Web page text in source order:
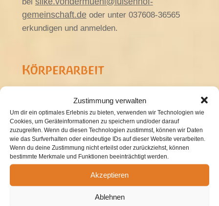
Zustimmung verwalten
Um dir ein optimales Erlebnis zu bieten, verwenden wir Technologien wie
Cookies, um Geräteinformationen zu speichern und/oder darauf
zuzugreifen. Wenn du diesen Technologien zustimmst, können wir Daten
wie das Surfverhalten oder eindeutige IDs auf dieser Website verarbeiten.
Wenn du deine Zustimmung nicht erteilst oder zurückziehst, können
bestimmte Merkmale und Funktionen beeinträchtigt werden.
Akzeptieren
Ablehnen
gemeinschaft.deoder unter 037608-36565
erkundigen und anmelden.
Körperarbeit